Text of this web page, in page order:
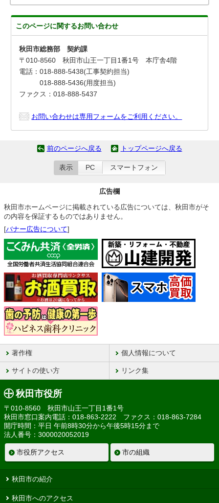
このページに関するお問い合わせ
秋田市総務部 契約課
〒010-8560 秋田市山王一丁目1番1号 本庁舎4階
電話：018-888-5438(工事契約担当)
018-888-5436(用度担当)
ファクス：018-888-5437
お問い合わせは専用フォームをご利用ください。
前のページへ戻る トップページへ戻る
表示 PC スマートフォン
広告欄
秋田市ホームページに掲載されている広告については、秋田市がそ
の内容を保証するものではありません。
[バナー広告について]
著作権 個人情報について
サイトの使い方 リンク集
秋田市役所
〒010-8560 秋田市山王一丁目1番1号
秋田市窓口案内電話：018-863-2222 ファクス：018-863-7284
開庁時間：平日 午前8時30分から午後5時15分まで
法人番号：3000020052019
市役所アクセス 市の組織
秋田市の紹介
秋田市へのアクセス